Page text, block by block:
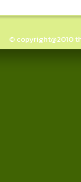
© copyright@2010